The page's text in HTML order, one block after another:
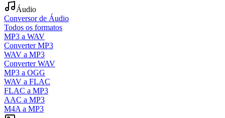
Áudio
Conversor de Áudio
Todos os formatos
MP3 a WAV
Converter MP3
WAV a MP3
Converter WAV
MP3 a OGG
WAV a FLAC
FLAC a MP3
AAC a MP3
M4A a MP3